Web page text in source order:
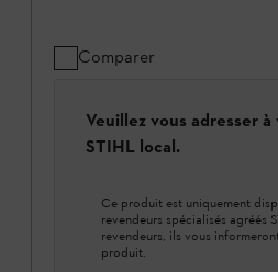
Comparer
Veuillez vous adresser
STIHL local.
Ce produit est uniquement
revendeurs spécialisés agréés
revendeurs, ils vous
produit.